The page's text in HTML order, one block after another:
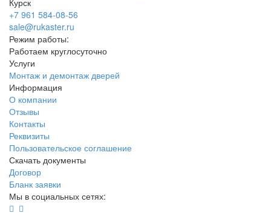
+7 961 584-08-56
sale@rukaster.ru
Режим работы:
Работаем круглосуточно
Услуги
Монтаж и демонтаж дверей
Информация
О компании
Отзывы
Контакты
Реквизиты
Пользовательское соглашение
Скачать документы
Договор
Бланк заявки
Мы в социальных сетях: